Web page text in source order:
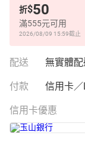
折$50
滿555元可用
2026/08/09 15:59截止
配送 無實體配
付款 信用卡／
信用卡優惠